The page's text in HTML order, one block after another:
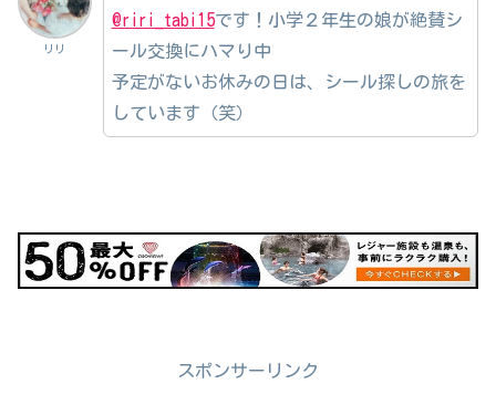
リリ
@riri_tabi15です！小学２年生の娘が絶賛シ
ール交換にハマり中
予定がないお休みの日は、シール探しの旅を
しています（笑）
スポンサーリンク